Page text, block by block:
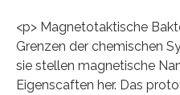
<p> Magnetotaktische
Grenzen der chemischen
sie stellen magnetische
Eigenscaften her. Das